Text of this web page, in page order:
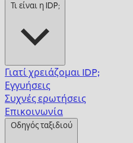
Τι είναι η IDP;
Γιατί χρειάζομαι IDP;
Εγγυήσεις
Συχνές ερωτήσεις
Επικοινωνία
Οδηγός ταξιδιού